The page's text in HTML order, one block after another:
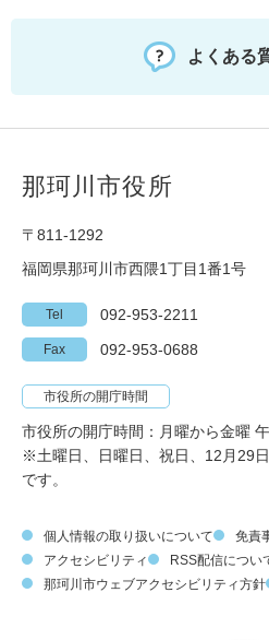
よくある
那珂川市役所
〒811-1292
福岡県那珂川市西隈1丁目1番1号
Tel 092-953-2211
Fax 092-953-0688
市役所の開庁時間
市役所の開庁時間：月曜から金曜
※土曜日、日曜日、祝日、12月29
です。
個人情報の取り扱いについて 免責
アクセシビリティ
RSS配信につい
那珂川市ウェブアクセシビリティ方針